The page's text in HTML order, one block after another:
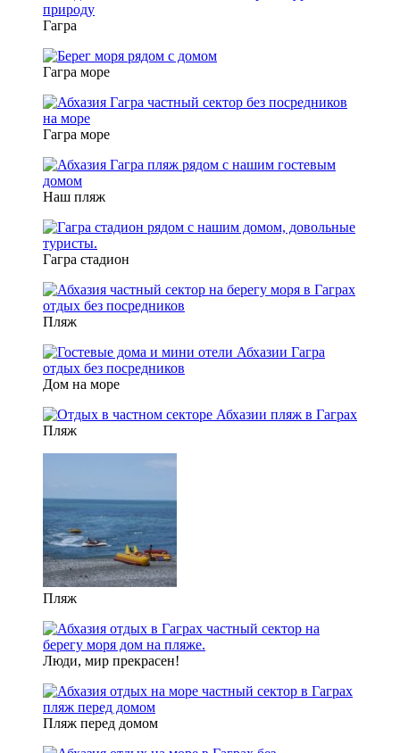
Гагра
Гагра море
Гагра море
Наш пляж
Гагра стадион
Пляж
Дом на море
Пляж
Пляж
Люди, мир прекрасен!
Пляж перед домом